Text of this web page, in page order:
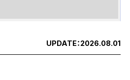
UPDATE：2026.08.01